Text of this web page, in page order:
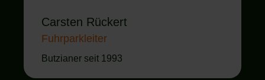
Carsten Rückert
Fuhrparkleiter
Butzianer seit 1993